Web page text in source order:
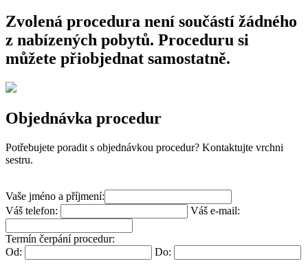
Zvolená procedura není součástí žádného
z nabízených pobytů. Proceduru si
můžete přiobjednat samostatně.
Objednávka procedur
Potřebujete poradit s objednávkou procedur? Kontaktujte vrchni
sestru.
Vaše jméno a příjmení:
Váš telefon:
Váš e-mail:
Termín čerpání procedur:
Od:
Do: